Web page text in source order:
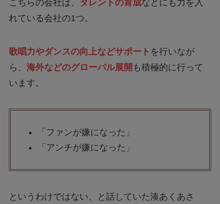
れている会社の1つ。
ら、海外などのグローバル展開 も積極的に行って
います。
「アンチが嫌になった」